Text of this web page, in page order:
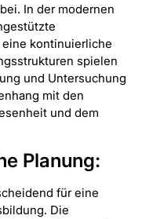
In der modernen
kontinuierliche
spielen
und Untersuchung
mit den
und dem
Planung:
für eine
Die